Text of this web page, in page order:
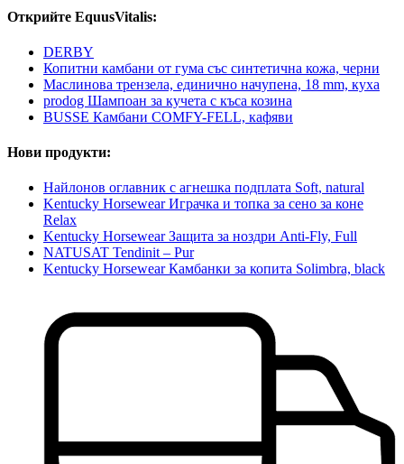
Открийте EquusVitalis:
DERBY
Копитни камбани от гума със синтетична кожа, черни
Маслинова трензела, единично начупена, 18 mm, куха
prodog Шампоан за кучета с къса козина
BUSSE Камбани COMFY-FELL, кафяви
Нови продукти:
Найлонов оглавник с агнешка подплата Soft, natural
Kentucky Horsewear Играчка и топка за сено за коне
Relax
Kentucky Horsewear Защита за ноздри Anti-Fly, Full
NATUSAT Tendinit – Pur
Kentucky Horsewear Камбанки за копита Solimbra, black